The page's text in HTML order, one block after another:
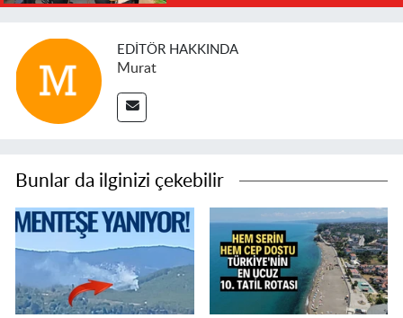
EDITÖR HAKKINDA
Murat
Bunlar da ilginizi çekebilir